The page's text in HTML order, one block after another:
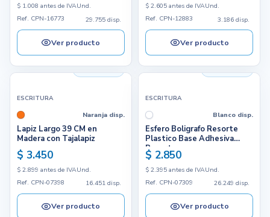
$ 1.008 antes de IVAUnd.
Ref. CPN-16773
29.755 disp.
Ver producto
$ 2.605 antes de IVAUnd.
Ref. CPN-12883
3.186 disp.
Ver producto
ESCRITURA
Naranja disp.
Lapiz Largo 39 CM en
Madera con Tajalapiz
$ 3.450
$ 2.899 antes de IVAUnd.
Ref. CPN-07398
16.451 disp.
Ver producto
ESCRITURA
Blanco disp.
Esfero Boligrafo Resorte
Plastico Base Adhesiva
Resorte
$ 2.850
$ 2.395 antes de IVAUnd.
Ref. CPN-07309
26.249 disp.
Ver producto